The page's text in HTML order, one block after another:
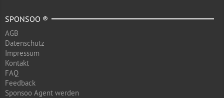
SPONSOO ®
AGB
Datenschutz
Impressum
Kontakt
FAQ
Feedback
Sponsoo Agent werden